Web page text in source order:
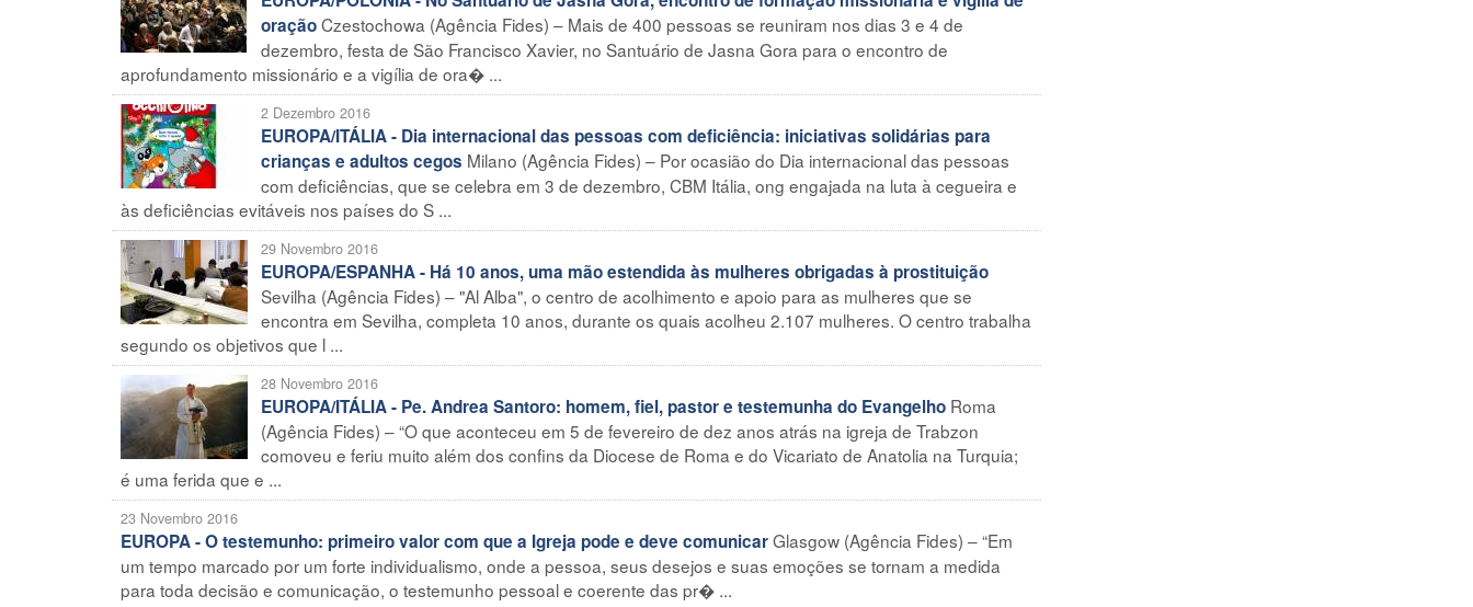
oraçãoCzestochowa (Agência Fides) – Mais de 400 pessoas se reuniram nos dias 3 e 4 de
dezembro, festa de São Francisco Xavier, no Santuário de Jasna Gora para o encontro de
aprofundamento missionário e a vigília de ora� ...
2 Dezembro 2016
EUROPA/ITÁLIA - Dia internacional das pessoas com deficiência: iniciativas solidárias para
crianças e adultos cegos Milano (Agência Fides) – Por ocasião do Dia internacional das pessoas
com deficiências, que se celebra em 3 de dezembro, CBM Itália, ong engajada na luta à cegueira e
às deficiências evitáveis nos países do S ...
29 Novembro 2016
EUROPA/ESPANHA - Há 10 anos, uma mão estendida às mulheres obrigadas à prostituição
Sevilha (Agência Fides) – "Al Alba", o centro de acolhimento e apoio para as mulheres que se
encontra em Sevilha, completa 10 anos, durante os quais acolheu 2.107 mulheres. O centro trabalha
segundo os objetivos que l ...
28 Novembro 2016
EUROPA/ITÁLIA - Pe. Andrea Santoro: homem, fiel, pastor e testemunha do Evangelho Roma
(Agência Fides) – “O que aconteceu em 5 de fevereiro de dez anos atrás na igreja de Trabzon
comoveu e feriu muito além dos confins da Diocese de Roma e do Vicariato de Anatolia na Turquia;
é uma ferida que e ...
23 Novembro 2016
EUROPA - O testemunho: primeiro valor com que a Igreja pode e deve comunicarGlasgow (Agência Fides) – “Em
um tempo marcado por um forte individualismo, onde a pessoa, seus desejos e suas emoções se tornam a medida
para toda decisão e comunicação, o testemunho pessoal e coerente das pr� ...